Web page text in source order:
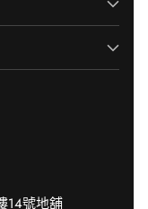
14號地舖